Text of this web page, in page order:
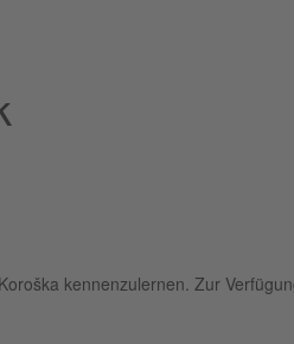
kennenzulernen. Zur